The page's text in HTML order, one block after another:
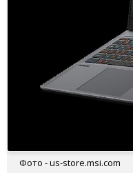
Фото - us-store.msi.com